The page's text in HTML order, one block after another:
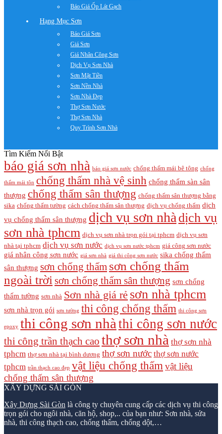
Báo Giá Ốp Lát Gạch
Hạng Mục Sơn
Báo Giá Sơn
Giá Sơn
Giá Nhân Công Sơn
Dịch Vụ Sơn Nhà
Sơn Mặt Tiền
Sơn Nền Nhà
Sơn Nhà Đẹp
Thợ Sơn Nước
Thợ Sơn Nhà
Quy Trình Sơn Nhà
Tìm Kiếm Nổi Bật
báo giá sơn nhà báo giá sơn nước chống thấm mái bê tông chống
thấm mái tôn chống thấm nhà vệ sinh chống thấm sàn sân
thượng chống thấm sân thượng chống thấm sân thượng bằng
sika chống thấm tường cách chống thấm sân thượng dịch vụ chống thấm dịch
vụ chống thấm sân thượng dịch vụ sơn nhà dịch vụ
sơn nhà tphcm dịch vụ sơn nhà trọn gói tại tphcm dịch vụ sơn
nhà tại tphcm dịch vụ sơn nước dịch vụ sơn nước tphcm giá công sơn nước
giá nhân công sơn nước giá sơn nhà giá thi công sơn nước sika chống thấm
sân thượng sơn chống thấm sơn chống thấm
ngoài trời sơn chống thấm sân thượng sơn chống
thấm tường sơn nhà Sơn nhà giá rẻ sơn nhà tphcm
sơn nhà trọn gói sơn tường thi công chống thấm thi công sơn
epoxy thi công sơn nhà thi công sơn nước
thi công trần thạch cao thợ sơn nhà thợ sơn nhà
tphcm thợ sơn nhà tại bình dương thợ sơn nước thợ sơn nước
tphcm trần thạch cao đẹp vật liệu chống thấm vật liệu
chống thấm sân thượng
XÂY DỰNG SÀI GÒN
Xây Dựng Sài Gòn là công ty chuyên cung cấp các dịch vụ thi công
trọn gói cho ngôi nhà, căn hộ, shop,.. của bạn như: Sơn nhà, sửa
nhà, thi công thạch cao, chống thấm, chống dột,…